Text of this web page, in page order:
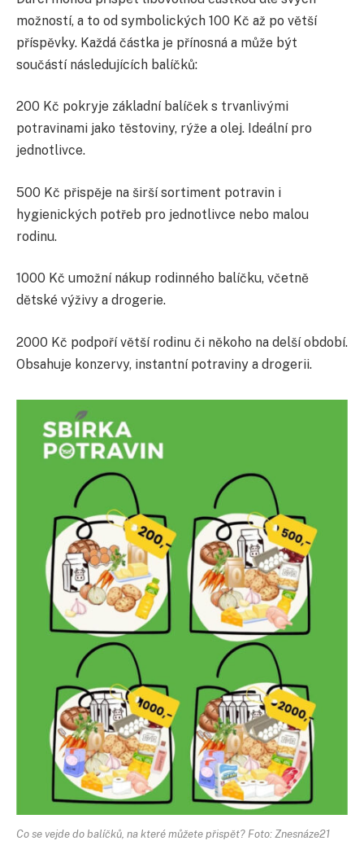
možností, a to od symbolických 100 Kč až po větší
příspěvky. Každá částka je přínosná a může být
součástí následujících balíčků:
200 Kč pokryje základní balíček s trvanlivými
potravinami jako těstoviny, rýže a olej. Ideální pro
jednotlivce.
500 Kč přispěje na širší sortiment potravin i
hygienických potřeb pro jednotlivce nebo malou
rodinu.
1000 Kč umožní nákup rodinného balíčku, včetně
dětské výživy a drogerie.
2000 Kč podpoří větší rodinu či někoho na delší období.
Obsahuje konzervy, instantní potraviny a drogerii.
Co se vejde do balíčků, na které můžete přispět? Foto: Znesnáze21